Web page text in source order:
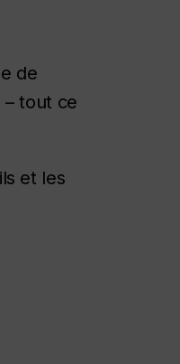
de
– tout ce
et les